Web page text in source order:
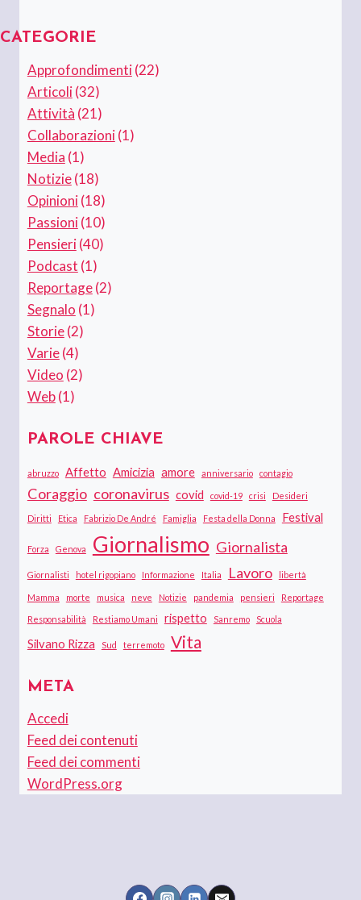
CATEGORIE
Approfondimenti(22)
Articoli(32)
Attività (21)
Collaborazioni(1)
Media (1)
Notizie(18)
Opinioni(18)
Passioni(10)
Pensieri(40)
Podcast (1)
Reportage(2)
Segnalo (1)
Storie(2)
Varie(4)
Video (2)
Web(1)
PAROLE CHIAVE
abruzzo Affetto Amicizia amore anniversario contagio
Coraggio coronavirus covid covid-19 crisi Desideri
Diritti Etica Fabrizio De André Famiglia Festa della Donna Festival
Forza Genova Giornalismo Giornalista
Giornalisti hotel rigopiano Informazione Italia Lavoro libertà
Mamma morte musica neve Notizie pandemia pensieri Reportage
Responsabilità Restiamo Umani rispetto Sanremo Scuola
Silvano Rizza Sud terremoto Vita
META
Accedi
Feed dei contenuti
Feed dei commenti
WordPress.org